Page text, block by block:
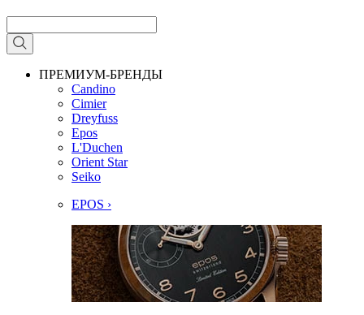
ПРЕМИУМ-БРЕНДЫ
Candino
Cimier
Dreyfuss
Epos
L'Duchen
Orient Star
Seiko
EPOS ›